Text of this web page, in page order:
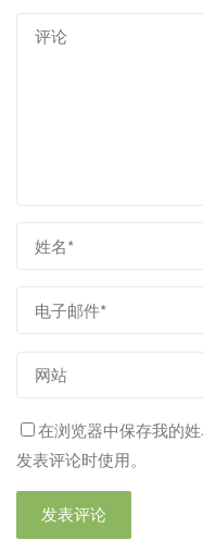
在浏览器中保存我的
发表评论时使用。